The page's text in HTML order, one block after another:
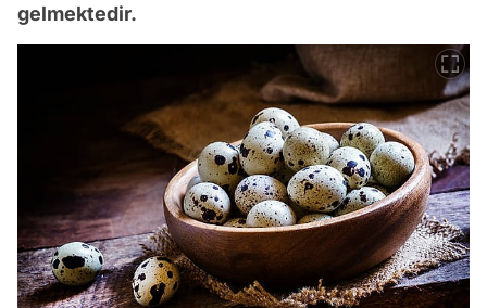
gelmektedir.